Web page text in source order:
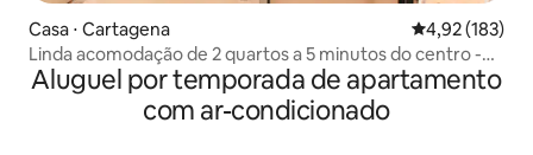
Casa ⋅ Cartagena 4,92 de uma
4,92 (183)
Linda acomodação de 2 quartos a 5 minutos do centro -
Casa Vert
Aluguel por temporada de apartamento
com ar-condicionado